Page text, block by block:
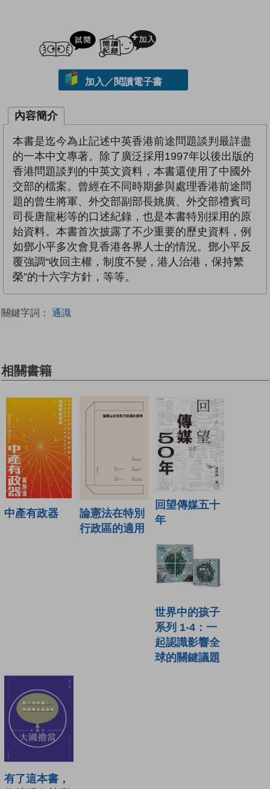
試閲
加入／閱讀電子書
內容簡介
本書是迄今為止記述中英香港前途問題談判最詳盡
的一本中文專著。除了廣泛採用1997年以後出版的
香港問題談判的中英文資料，本書還使用了中國外
交部的檔案。曾經在不同時期參與處理香港前途問
題的曾生將軍、外交部副部長姚廣、外交部禮賓司
司長唐龍彬等的口述紀錄，也是本書特別採用的原
始資料。本書首次披露了不少重要的歷史資料，例
如鄧小平多次會見香港各界人士的情況。鄧小平反
覆強調“收回主權，制度不變，港人治港，保持繁
榮”的十六字方針，等等。
關鍵字詞： 通識
相關書籍
中產有政器
論憲法在特別
行政區的適用
回望傳媒五十
年
世界中的孩子
系列 1-4：一
起認識影響全
球的關鍵議題
有了這本書，